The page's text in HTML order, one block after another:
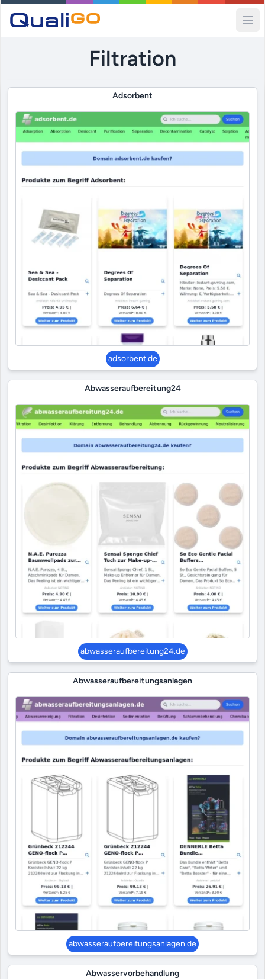
Filtration
Adsorbent
adsorbent.de
Abwasseraufbereitung24
abwasseraufbereitung24.de
Abwasseraufbereitungsanlagen
abwasseraufbereitungsanlagen.de
Abwasservorbehandlung